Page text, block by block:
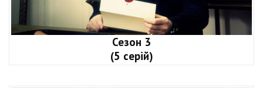
Сезон 3
(5 серій)